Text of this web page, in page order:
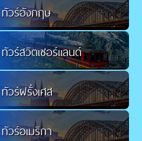
ทัวร์อังกฤษ
ทัวร์สวิตเซอร์แลนด์
ทัวร์ฝรั่งเศส
ทัวร์อเมริกา